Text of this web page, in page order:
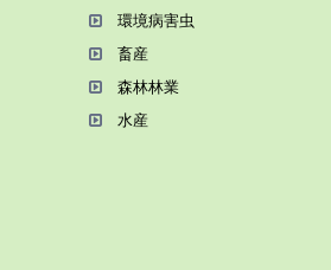
環境病害⾍
畜産
森林林業
⽔産